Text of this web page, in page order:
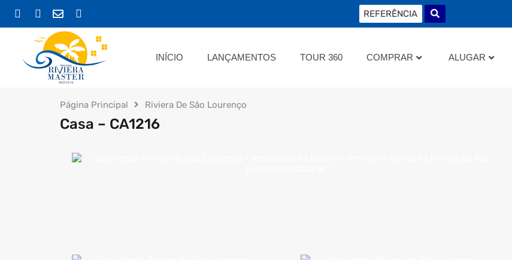
INÍCIO LANÇAMENTOS TOUR 360 COMPRAR ALUGAR
INÍCIO LANÇAMENTOS TOUR 360 COMPRAR ALUGAR
Página Principal Riviera De São Lourenço
Casa – CA1216